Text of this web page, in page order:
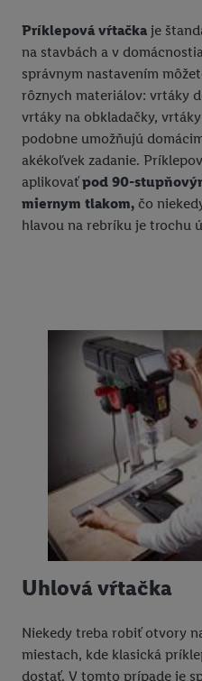
Príklepová vŕtačka je
na stavbách a v
správnym nastavením
rôznych materiálov: vrtáky
vrtáky na obkladačky,
podobne umožňujú
akékoľvek zadanie.
aplikovaťpod 90-
miernym tlakom, čo
hlavou na rebríku je trochu
Uhlová vŕtačka
Niekedy treba robiť otvory
miestach, kde klasická
dostať. V tomto prípade je